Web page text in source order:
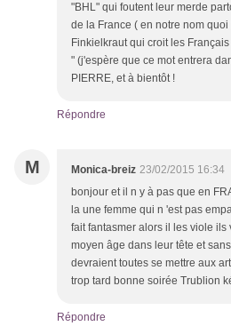
"BHL" qui foutent leur merde
de la France ( en notre nom
Finkielkraut qui croit les
" (j'espère que ce mot entrera
PIERRE, et à bientôt !
Répondre
M Monica-breiz 23/02/2015 16:34
bonjour et il n y à pas que en
la une femme qui n 'est pas
fait fantasmer alors il les viole ils
moyen âge dans leur tête et
devraient toutes se mettre aux
trop tard bonne soirée Trublion
Répondre